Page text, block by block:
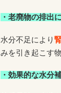
・老廃物の排出
水分不足により
みを引き起こす
・ 効果的な水分